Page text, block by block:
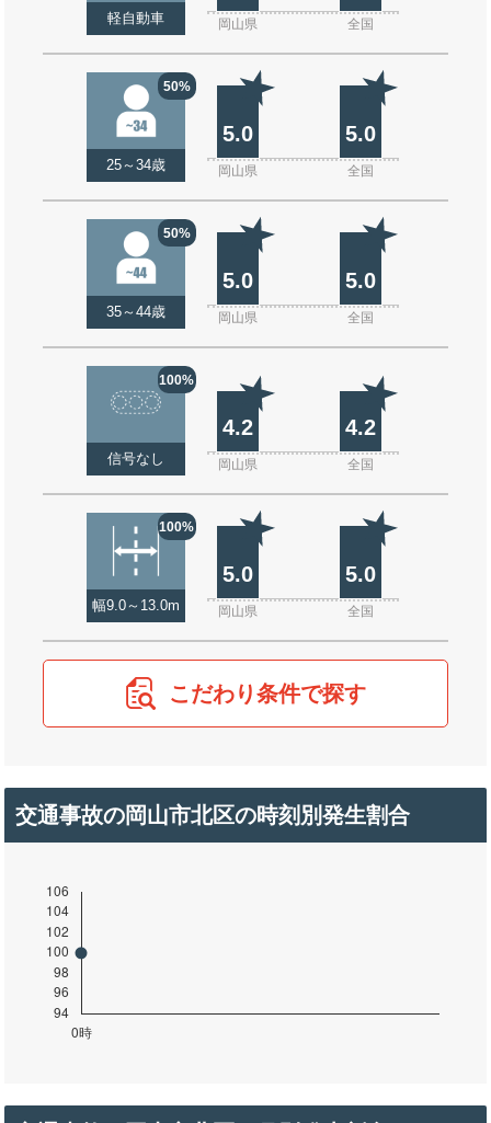
軽自動車 岡山県 全国
50%
25～34歳
5.0 5.0
岡山県 全国
50%
35～44歳
5.0 5.0
岡山県 全国
100%
信号なし
4.2 4.2
岡山県 全国
100%
幅9.0～13.0m
5.0 5.0
岡山県 全国
こだわり条件で探す
交通事故の岡山市北区の時刻別発生割合